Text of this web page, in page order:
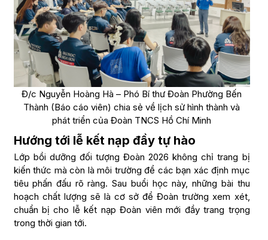
Đ/c Nguyễn Hoàng Hà – Phó Bí thư Đoàn Phường Bến
Thành (Báo cáo viên) chia sẻ về lịch sử hình thành và
phát triển của Đoàn TNCS Hồ Chí Minh
Hướng tới lễ kết nạp đầy tự hào
Lớp bồi dưỡng đối tượng Đoàn 2026 không chỉ trang bị
kiến thức mà còn là môi trường để các bạn xác định mục
tiêu phấn đấu rõ ràng. Sau buổi học này, những bài thu
hoạch chất lượng sẽ là cơ sở để Đoàn trường xem xét,
chuẩn bị cho lễ kết nạp Đoàn viên mới đầy trang trọng
trong thời gian tới.